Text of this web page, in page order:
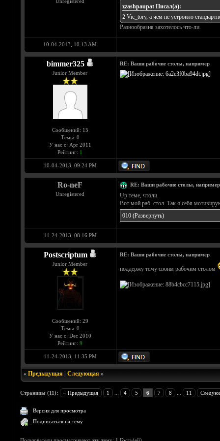
zzashpaupat Писал(а):
2 Vic_tory, а чем не устроило
Разнообразия захотелось что-ли.
10-04-2013, 10:13 AM
bimmer325
Junior Member
Сообщений: 15
Темы: 0
У нас с: Apr 2011
Рейтинг: 1
RE: Ваши рабочие столы, например
10-04-2013, 09:24 PM
Ro-neF
Unregistered
RE: Ваши рабочие столы, например
Up теме, чтоли.
Вот мой раб. стол. Так я себя
010 (Развернуть)
11-24-2013, 08:16 PM
Postscriptum
Junior Member
Сообщений: 29
Темы: 0
У нас с: Dec 2010
Рейтинг: 9
RE: Ваши рабочие столы, например
поддержу тему своим рабочим столом
11-24-2013, 11:35 PM
« Предыдущая| Следующая»
Страницы (11): « Предыдущая 1 4 5 6 7 8 11
Версия для просмотра
Подписаться на тему